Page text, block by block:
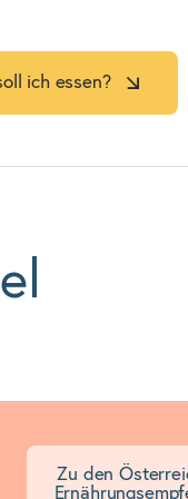
ich essen?
Zu den